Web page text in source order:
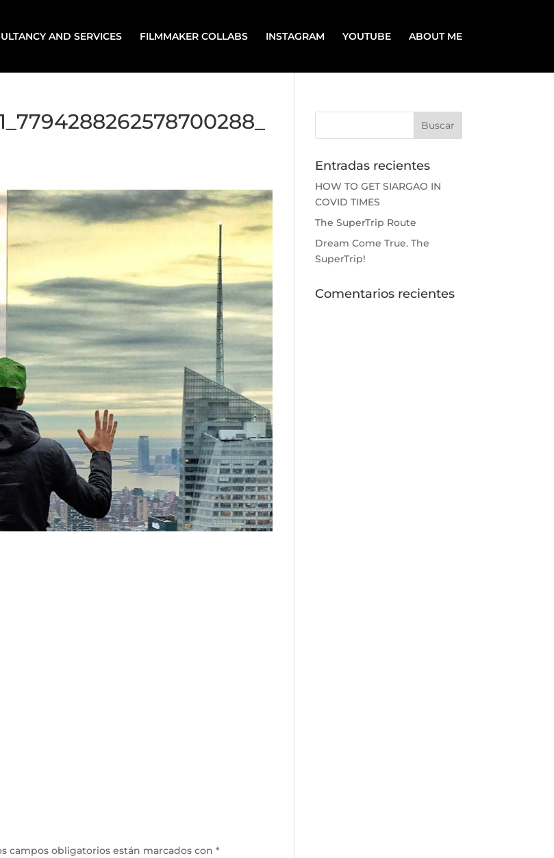
AND SERVICES FILMMAKER COLLABS INSTAGRAM YOUTUBE ABOUT ME
campos obligatorios están marcados con*
Entradas recientes
HOW TO GET SIARGAO IN
COVID TIMES
The SuperTrip Route
Dream Come True. The
SuperTrip!
Comentarios recientes